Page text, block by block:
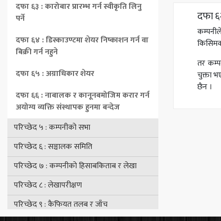
दफा ६३ : कारोबार प्रारम्भ गर्न स्वीकृति लिनु
पर्ने
दफा ६४ : डिस्काउण्टमा शेयर निष्काशन गर्न वा
बिक्री गर्न नहुने
दफा ६५ : अग्राधिकार शेयर
दफा ६६ : नाबालक र कानूनबमोजिम करार गर्न
अयोग्य व्यक्ति संस्थापक हुनमा बन्देज
परिच्छेद ५ : कम्पनीको सभा
परिच्छेद ६ : सञ्चालक समिति
परिच्छेद ७ : कम्पनीको हिसाबकिताब र लेखा
परिच्छेद ८ : लेखापरीक्षण
परिच्छेद ९ : कैफियत तलब र जाँच
दफा
तर
चुक्ता
छैन ।